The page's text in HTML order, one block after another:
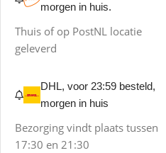
morgen in huis.
Thuis of op PostNL locatie
geleverd
DHL, voor 23:59 besteld,
morgen in huis
Bezorging vindt plaats tussen
17:30 en 21:30